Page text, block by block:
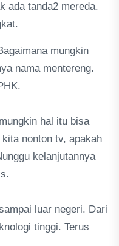
ada tanda2 mereda.
mungkin
nama mentereng.
hal itu bisa
nonton tv, apakah
kelanjutannya
luar negeri. Dari
tinggi. Terus